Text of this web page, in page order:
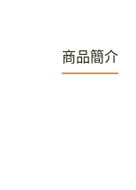
商品簡介